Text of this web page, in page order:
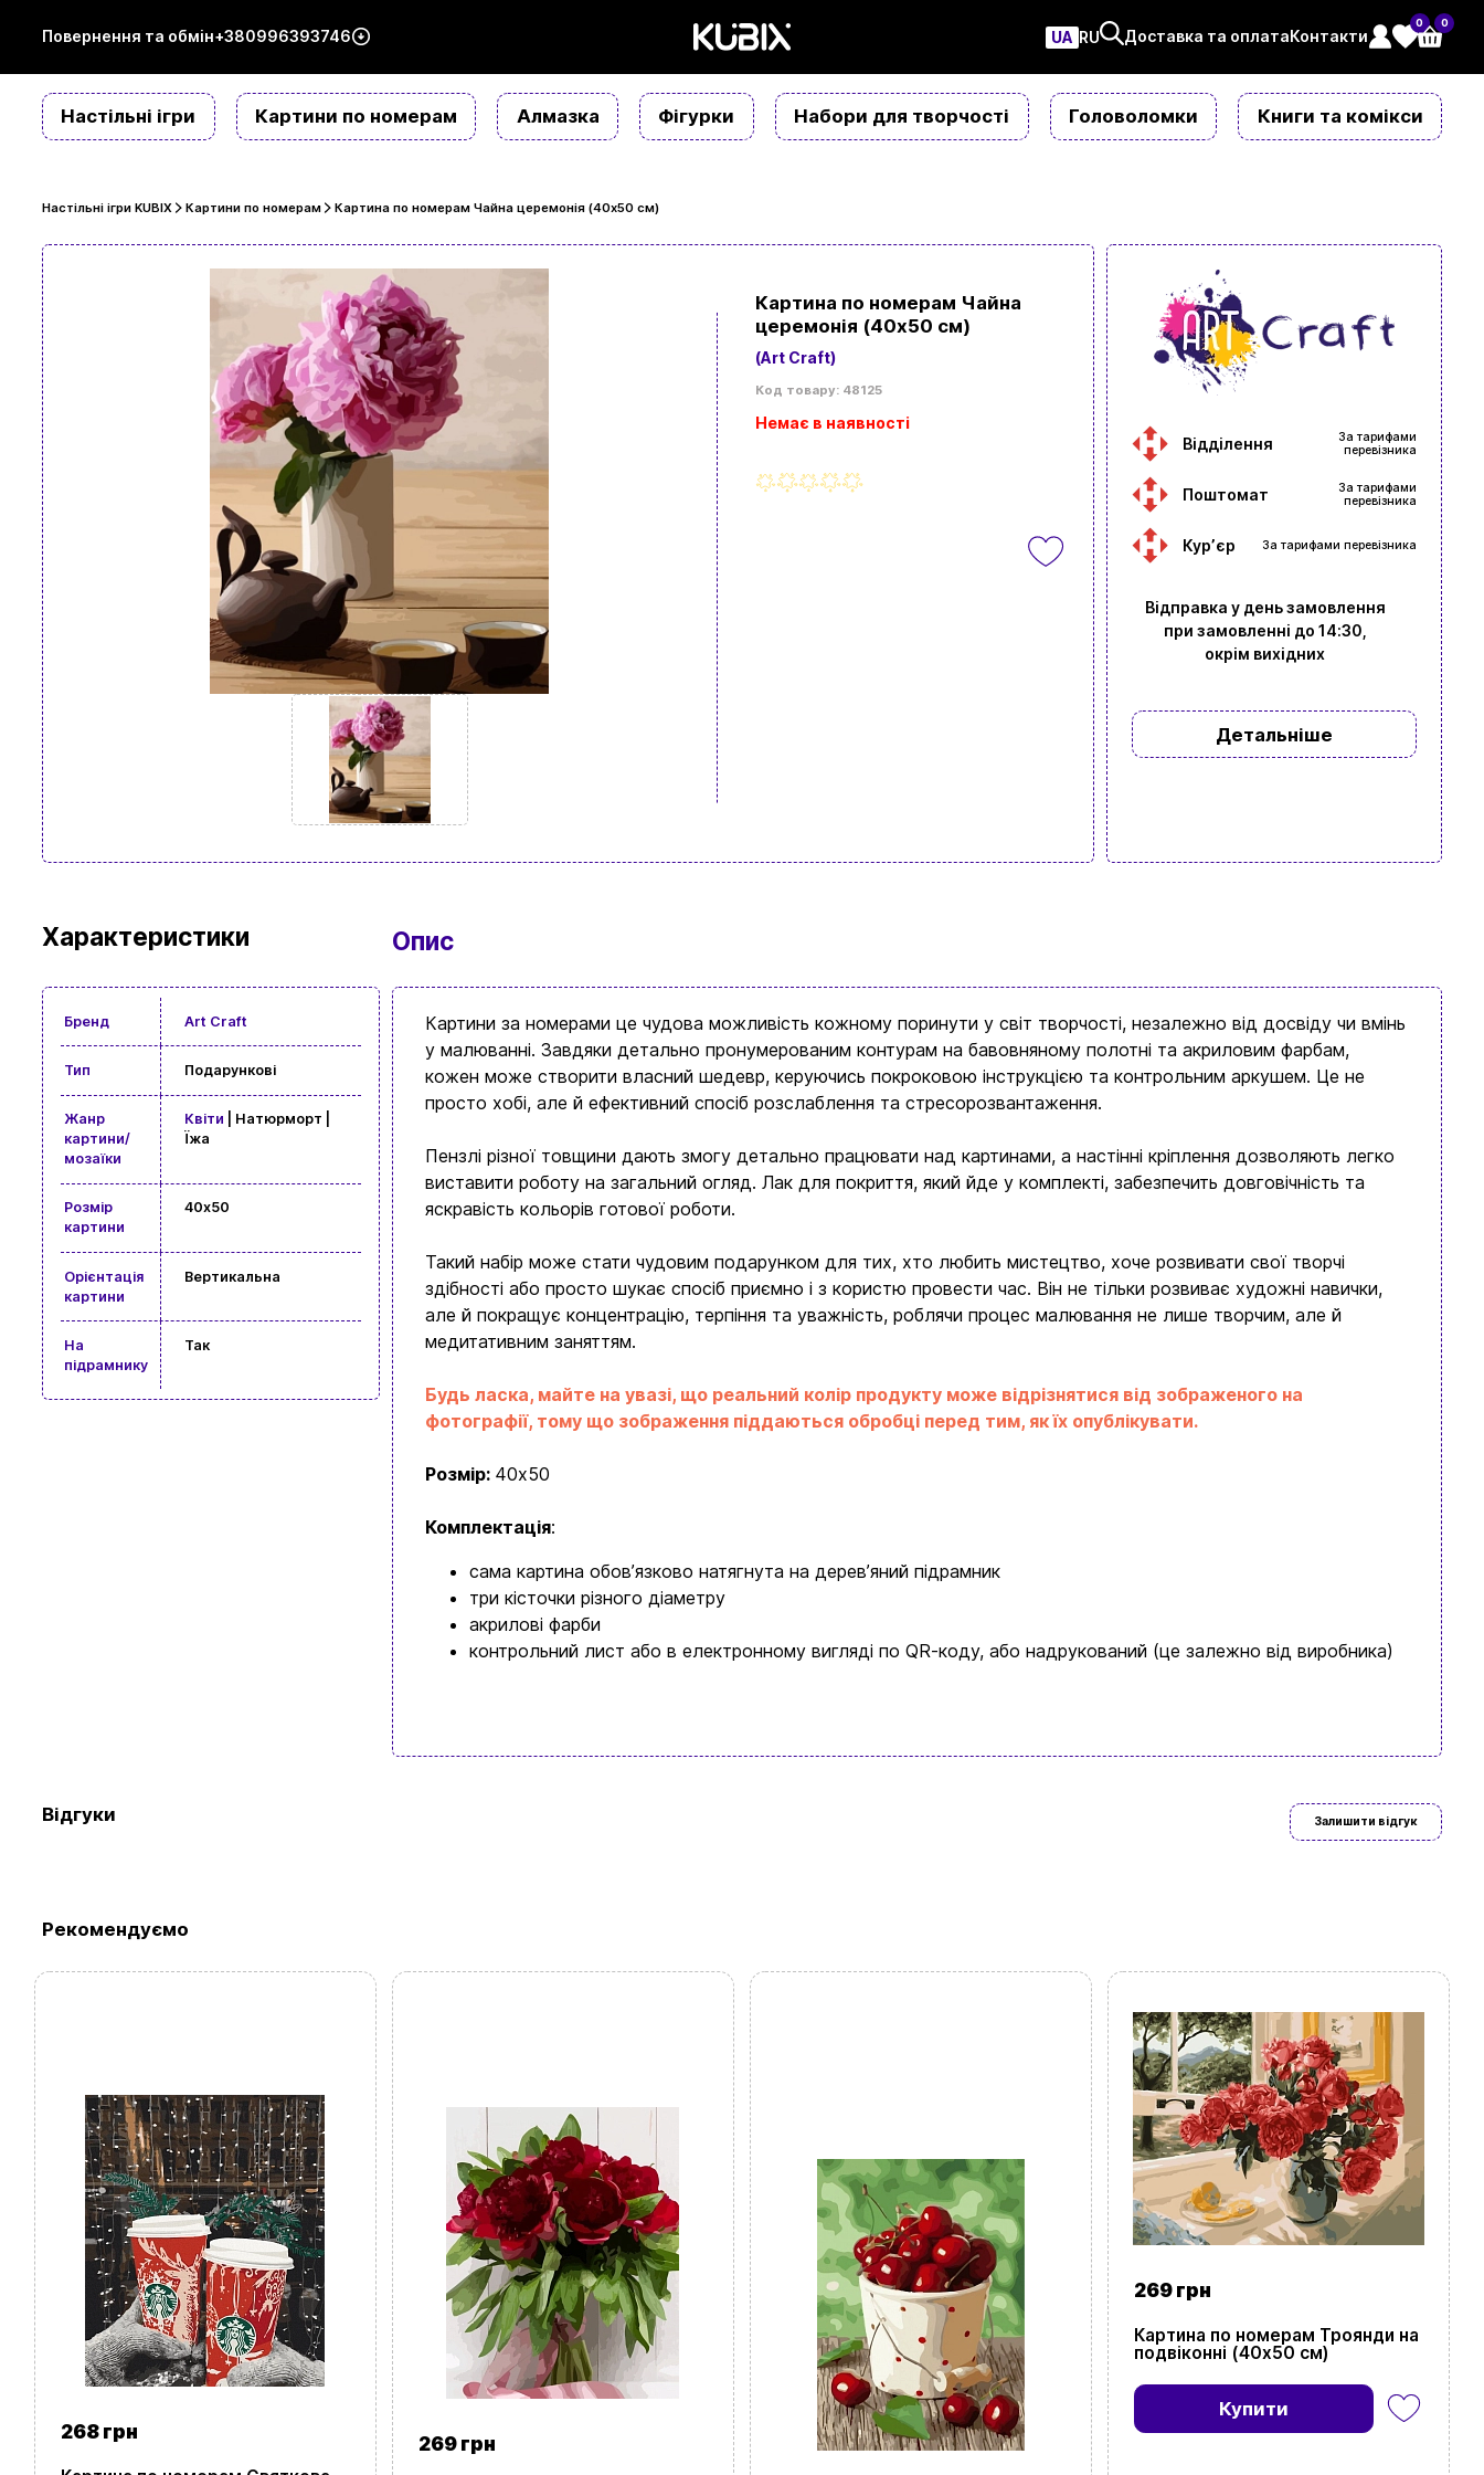
Повернення та обмін+380996393746 UA ㅤRU Доставка та оплатаКонтакти
0 0
Настільні ігри Картини по номерам Алмазка Фігурки Набори для творчості Головоломки Книги та комікси
Настільні ігри KUBIX Картини по номерам Картина по номерам Чайна церемонія (40х50 см)
Картина по номерам Чайна
церемонія (40х50 см)
(Art Craft)
Код товару: 48125
Немає в наявності
Відділення
За тарифами
перевізника
Поштомат
За тарифами
перевізника
Курʼєр За тарифами перевізника
Відправка у день замовлення
при замовленні до 14:30,
окрім вихідних
Детальніше
Характеристики
Бренд Art Craft
Тип Подарункові
Жанр
картини/
мозаїки
Квіти | Натюрморт |
Їжа
Розмір
картини
40x50
Орієнтація
картини
Вертикальна
На
підрамнику
Так
Опис
Картини за номерами це чудова можливість кожному поринути у світ творчості, незалежно від досвіду чи вмінь
у малюванні. Завдяки детально пронумерованим контурам на бавовняному полотні та акриловим фарбам,
кожен може створити власний шедевр, керуючись покроковою інструкцією та контрольним аркушем. Це не
просто хобі, але й ефективний спосіб розслаблення та стресорозвантаження.
Пензлі різної товщини дають змогу детально працювати над картинами, а настінні кріплення дозволяють легко
виставити роботу на загальний огляд. Лак для покриття, який йде у комплекті, забезпечить довговічність та
яскравість кольорів готової роботи.
Такий набір може стати чудовим подарунком для тих, хто любить мистецтво, хоче розвивати свої творчі
здібності або просто шукає спосіб приємно і з користю провести час. Він не тільки розвиває художні навички,
але й покращує концентрацію, терпіння та уважність, роблячи процес малювання не лише творчим, але й
медитативним заняттям.
Будь ласка, майте на увазі, що реальний колір продукту може відрізнятися від зображеного на
фотографії, тому що зображення піддаються обробці перед тим, як їх опублікувати.
Розмір: 40х50
Комплектація:
сама картина обовʼязково натягнута на деревʼяний підрамник
три кісточки різного діаметру
акрилові фарби
контрольний лист або в електронному вигляді по QR-коду, або надрукований (це залежно від виробника)
Відгуки Залишити відгук
Рекомендуємо
268 грн
269 грн
269 грн
Картина по номерам Троянди на
подвіконні (40х50 см)
Купити
Вхід Реєстрація
Бренди
Повернення та обмін товарів
Мова сайту:
UA
ㅤRU
Ваш кошик зараз порожній
Перегляньте асортимент нашого магазину і ви обовʼязково знайдете